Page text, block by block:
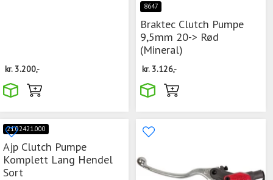
kr. 3.200,-
8647
Braktec Clutch Pumpe
9,5mm 20-> Rød
(Mineral)
kr. 3.126,-
21.02421.000
Ajp Clutch Pumpe
Komplett Lang Hendel
Sort